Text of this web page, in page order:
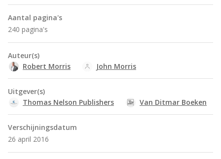
Aantal pagina's
240 pagina's
Auteur(s)
Robert Morris
John Morris
Uitgever(s)
Thomas Nelson Publishers
Van Ditmar Boeken
Verschijningsdatum
26 april 2016